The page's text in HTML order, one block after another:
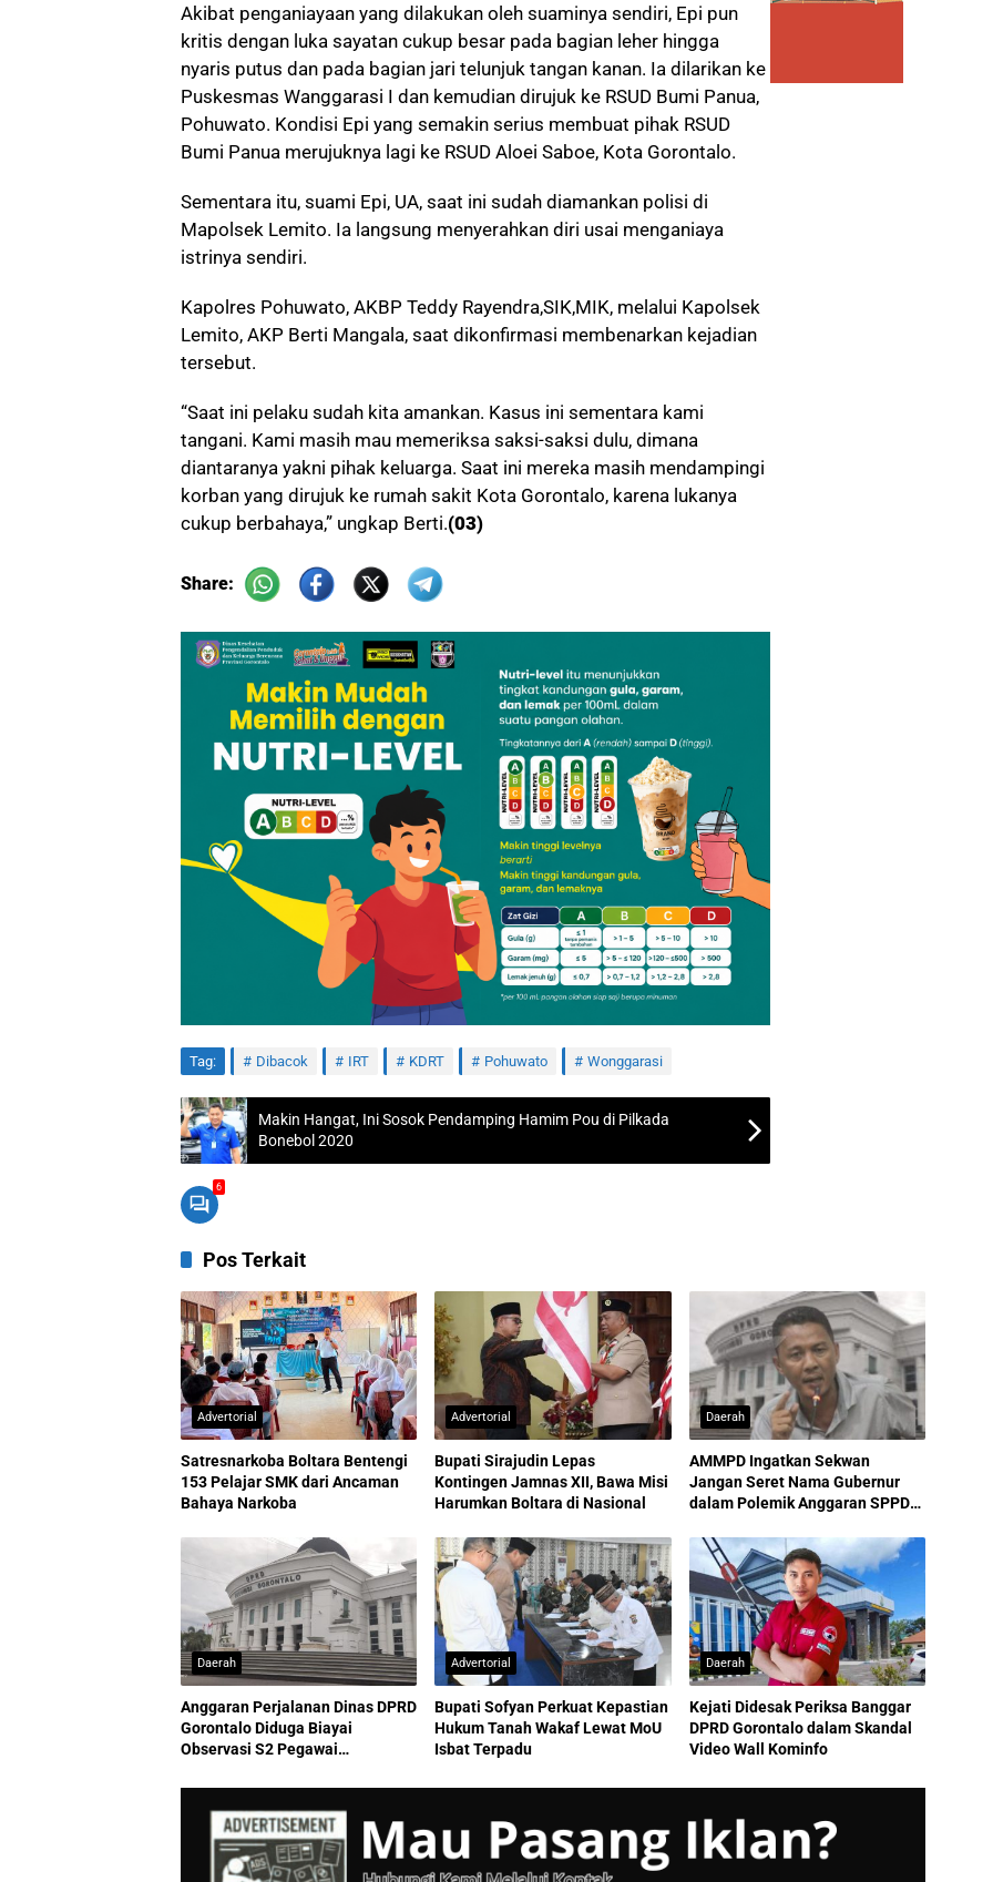
Akibat penganiayaan yang dilakukan oleh suaminya sendiri, Epi pun
kritis dengan luka sayatan cukup besar pada bagian leher hingga
nyaris putus dan pada bagian jari telunjuk tangan kanan. Ia dilarikan ke
Puskesmas Wanggarasi I dan kemudian dirujuk ke RSUD Bumi Panua,
Pohuwato. Kondisi Epi yang semakin serius membuat pihak RSUD
Bumi Panua merujuknya lagi ke RSUD Aloei Saboe, Kota Gorontalo.
Sementara itu, suami Epi, UA, saat ini sudah diamankan polisi di
Mapolsek Lemito. Ia langsung menyerahkan diri usai menganiaya
istrinya sendiri.
Kapolres Pohuwato, AKBP Teddy Rayendra,SIK,MIK, melalui Kapolsek
Lemito, AKP Berti Mangala, saat dikonfirmasi membenarkan kejadian
tersebut.
“Saat ini pelaku sudah kita amankan. Kasus ini sementara kami
tangani. Kami masih mau memeriksa saksi-saksi dulu, dimana
diantaranya yakni pihak keluarga. Saat ini mereka masih mendampingi
korban yang dirujuk ke rumah sakit Kota Gorontalo, karena lukanya
cukup berbahaya,” ungkap Berti.(03)
Share:
Tag: Dibacok IRT KDRT Pohuwato Wonggarasi
Makin Hangat, Ini Sosok Pendamping Hamim Pou di Pilkada
Bonebol 2020
6
Pos Terkait
Advertorial
Satresnarkoba Boltara Bentengi
153 Pelajar SMK dari Ancaman
Bahaya Narkoba
Advertorial
Bupati Sirajudin Lepas
Kontingen Jamnas XII, Bawa Misi
Harumkan Boltara di Nasional
Daerah
AMMPD Ingatkan Sekwan
Jangan Seret Nama Gubernur
dalam Polemik Anggaran SPPD
Daerah
Anggaran Perjalanan Dinas DPRD
Gorontalo Diduga Biayai
Observasi S2 Pegawai
Advertorial
Bupati Sofyan Perkuat Kepastian
Hukum Tanah Wakaf Lewat MoU
Isbat Terpadu
Daerah
Kejati Didesak Periksa Banggar
DPRD Gorontalo dalam Skandal
Video Wall Kominfo